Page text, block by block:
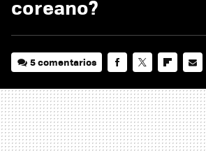
coreano?
5 comentarios
MAIL